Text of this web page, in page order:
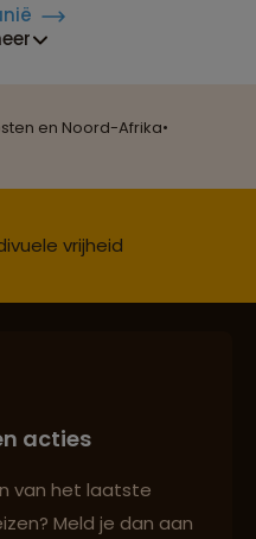
en Noord-Afrika•
cultuur en milieu
vrijheid
reisadvies
acties
van het laatste
Meld je dan aan